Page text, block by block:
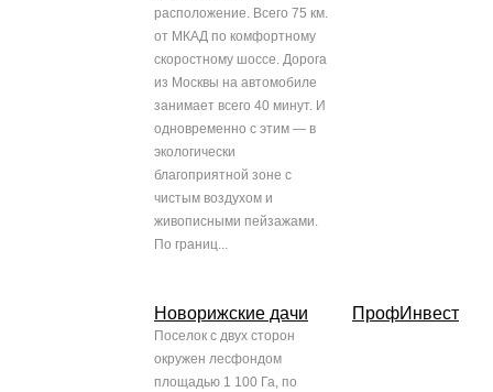
расположение. Всего 75 км.
от МКАД по комфортному
скоростному шоссе. Дорога
из Москвы на автомобиле
занимает всего 40 минут. И
одновременно с этим — в
экологически
благоприятной зоне с
чистым воздухом и
живописными пейзажами.
По границ...
Новорижские дачи
Поселок с двух сторон
окружен лесфондом
площадью 1 100 Га, по
ПрофИнвест